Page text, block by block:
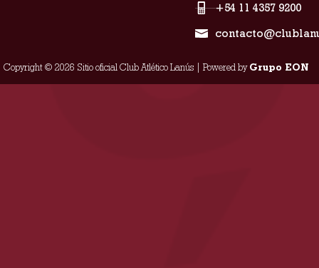
+54 11 4357 9200
Copyright © 2026 Sitio oficial Club Atlético Lanús | Powered byGrupo EON